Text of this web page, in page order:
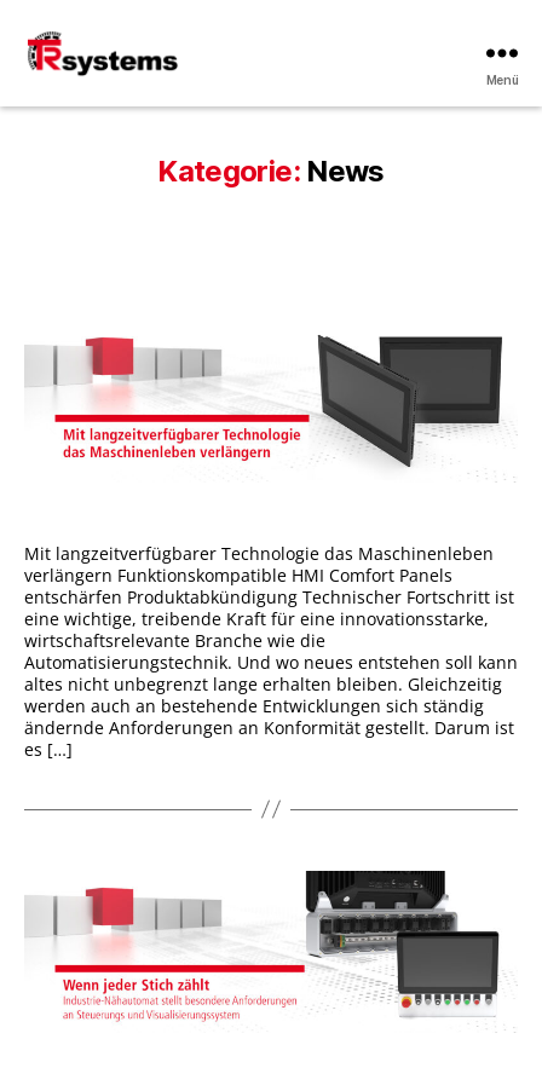
Menü
Kategorie: News
Mit langzeitverfügbarer Technologie das Maschinenleben
verlängern Funktionskompatible HMI Comfort Panels
entschärfen Produktabkündigung Technischer Fortschritt ist
eine wichtige, treibende Kraft für eine innovationsstarke,
wirtschaftsrelevante Branche wie die
Automatisierungstechnik. Und wo neues entstehen soll kann
altes nicht unbegrenzt lange erhalten bleiben. Gleichzeitig
werden auch an bestehende Entwicklungen sich ständig
ändernde Anforderungen an Konformität gestellt. Darum ist
es […]